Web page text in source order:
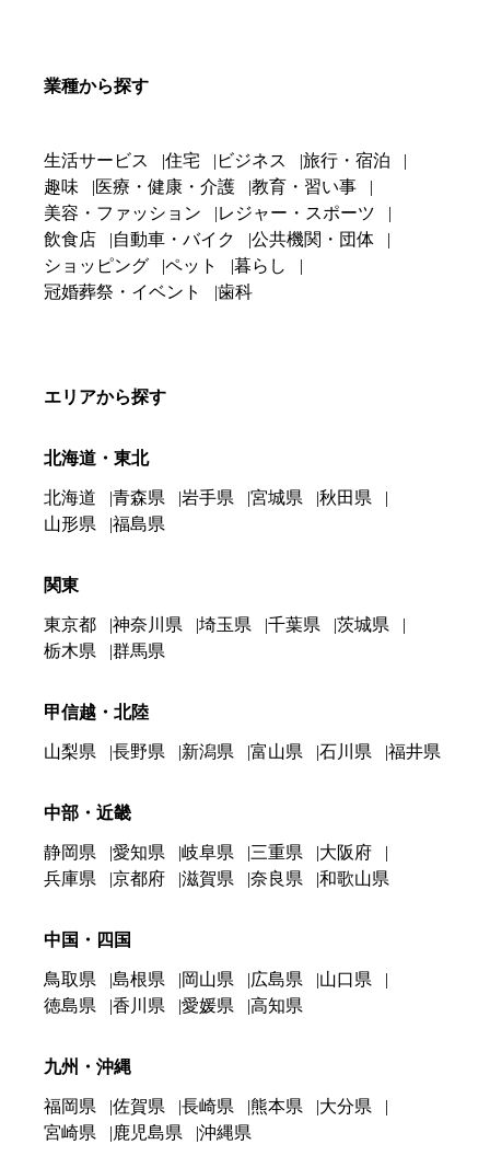
業種から探す
生活サービス 住宅 ビジネス
旅行・宿泊
趣味
医療・健康・介護
教育・習い事
美容・ファッション
レジャー・スポーツ
飲食店
自動車・バイク
公共機関・団体
ショッピング
ペット
暮らし
冠婚葬祭・イベント
歯科
エリアから探す
北海道・東北
北海道 青森県 岩手県 宮城県
秋田県
山形県
福島県
関東
東京都 神奈川県 埼玉県 千葉県
茨城県
栃木県
群馬県
甲信越・北陸
山梨県 長野県 新潟県 富山県 石川県 福井県
中部・近畿
静岡県 愛知県 岐阜県 三重県
大阪府
兵庫県
京都府 滋賀県 奈良県 和歌山県
中国・四国
鳥取県 島根県 岡山県 広島県
山口県
徳島県
香川県 愛媛県 高知県
九州・沖縄
福岡県 佐賀県 長崎県 熊本県
大分県
宮崎県
鹿児島県 沖縄県